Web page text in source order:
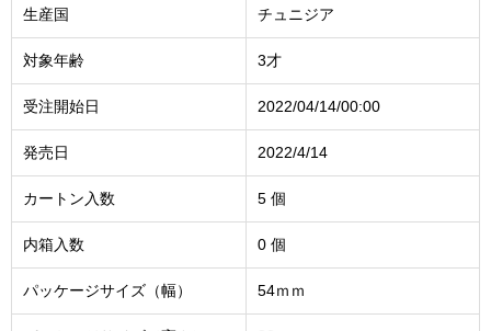
生産国 チュニジア
対象年齢 3才
受注開始日 2022/04/14/00:00
発売日 2022/4/14
カートン入数 5 個
内箱入数 0 個
パッケージサイズ（幅） 54ｍｍ